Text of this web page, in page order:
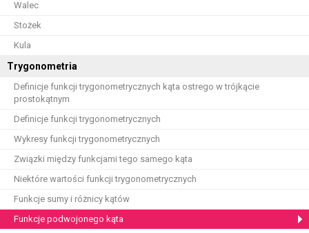
Walec
Stożek
Kula
Trygonometria
Definicje funkcji trygonometrycznych kąta ostrego w trójkącie
prostokątnym
Definicje funkcji trygonometrycznych
Wykresy funkcji trygonometrycznych
Związki między funkcjami tego samego kąta
Niektóre wartości funkcji trygonometrycznych
Funkcje sumy i różnicy kątów
Funkcje podwojonego kąta